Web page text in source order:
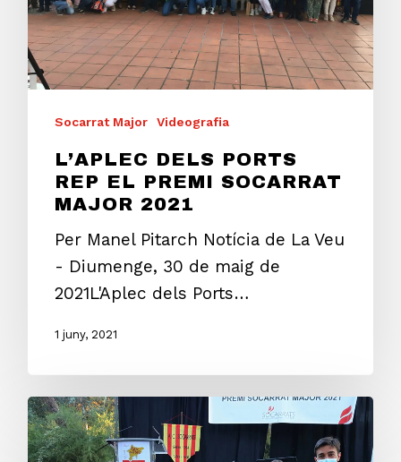
Socarrat Major Videografia
L’APLEC DELS PORTS
REP EL PREMI SOCARRAT
MAJOR 2021
Per Manel Pitarch Notícia de La Veu
- Diumenge, 30 de maig de
2021L'Aplec dels Ports…
1 juny, 2021